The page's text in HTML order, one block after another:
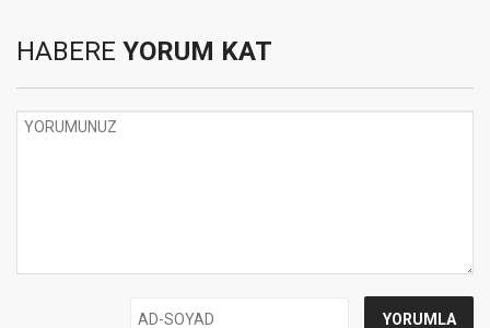
HABERE YORUM KAT